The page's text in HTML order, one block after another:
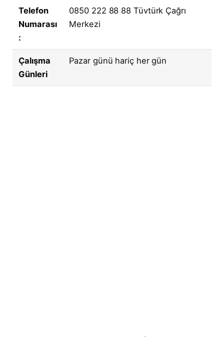
Telefon
Numarası
:
0850 222 88 88 Tüvtürk Çağrı
Merkezi
Çalışma
Günleri
Pazar günü hariç her gün